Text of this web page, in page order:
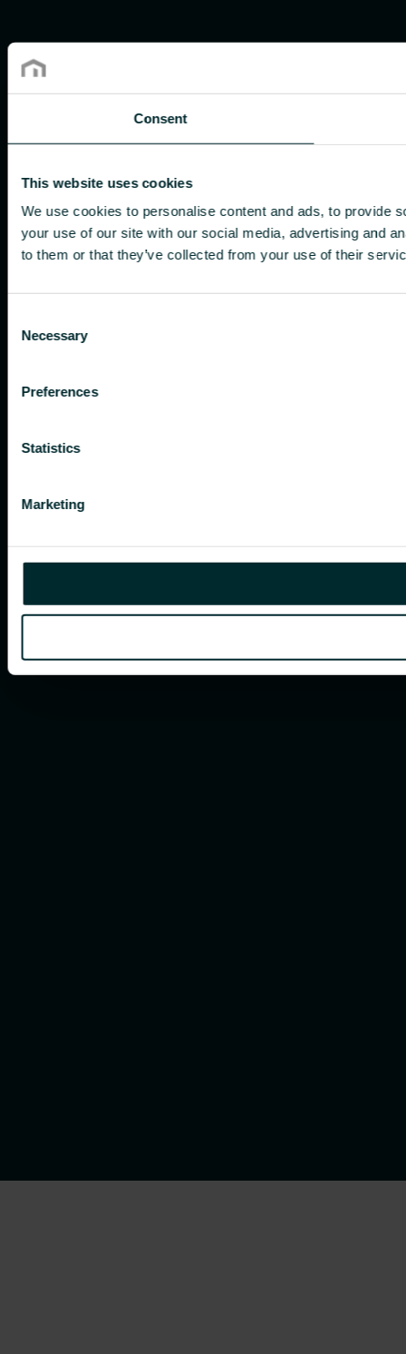
Consent
This website uses cookies
We use cookies to personalise content and ads, to provide
your use of our site with our social media, advertising and
to them or that they’ve collected from your use of their
Selection
Necessary
Preferences
Statistics
Marketing